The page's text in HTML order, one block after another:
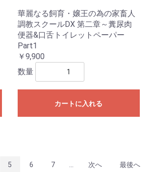
華麗なる飼育・嬢王の為の家畜人
調教スクールDX 第二章～糞尿肉
便器&口舌トイレットペーパー
Part1
￥9,900
数量
カートに入れる
5 6 7 次へ 最後へ